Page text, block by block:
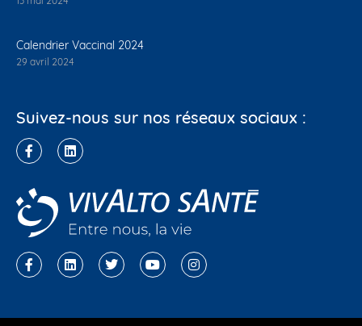
Calendrier Vaccinal 2024
29 avril 2024
Suivez-nous sur nos réseaux sociaux :